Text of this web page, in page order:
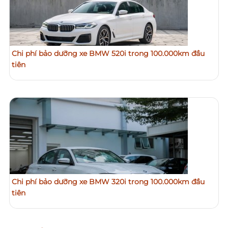
Chi phí bảo dưỡng xe BMW 520i trong 100.000km đầu
tiên
Chi phí bảo dưỡng xe BMW 320i trong 100.000km đầu
tiên